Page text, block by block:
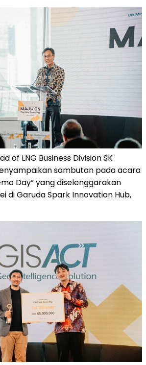
of LNG Business Division SK
sambutan pada acara
Day” yang diselenggarakan
di Garuda Spark Innovation Hub,